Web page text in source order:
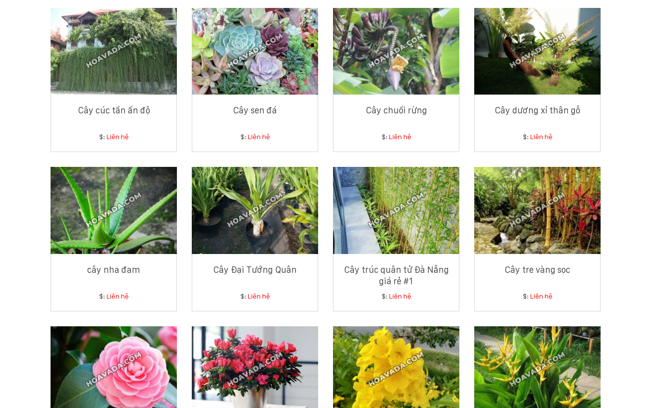
Cây cúc tần ấn độ
$: Liên hệ
Cây sen đá
$: Liên hệ
Cây chuối rừng
$: Liên hệ
Cây dương xỉ thân gỗ
$: Liên hệ
cây nha đam
$: Liên hệ
Cây Đại Tướng Quân
$: Liên hệ
Cây trúc quân tử Đà Nẵng
giá rẻ #1
$: Liên hệ
Cây tre vàng sọc
$: Liên hệ